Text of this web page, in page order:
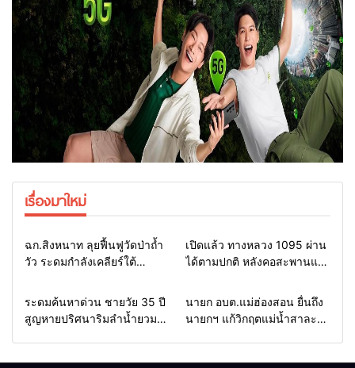
เรื่องมาใหม่
Home แวดวงทหาร
ฉก.สิงหนาท ลุยฟื้นฟูวัดป่าถ้ำ
วัว ระดมกำลังเคลียร์ใต้
ช่วยชาวบ้านฝ่าวิกฤตน้ำป่า
Home รอบรั้วทั่วไทย
เปิดแล้ว ทางหลวง 1095 ผ่าน
ได้ตามปกติ หลังคอสะพานแม่
แม่ฮ่องสอน สั่งเฝ้าระวัง 24
Home รอบรั้วทั่วไทย
ระดมค้นหาด่วน ชายวัย 35 ปี
สูญหายปริศนาริมลำน้ำยวม
Home รอบรั้วทั่วไทย
นายก อบต.แม่ฮ่องสอน ยื่นถึง
นายกฯ แก้วิกฤตแม่น้ำสาละ